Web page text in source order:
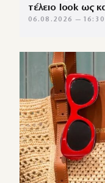
τέλειο look ως
06.08.2026 — 16:30